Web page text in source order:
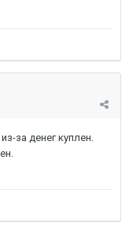
за денег куплен.